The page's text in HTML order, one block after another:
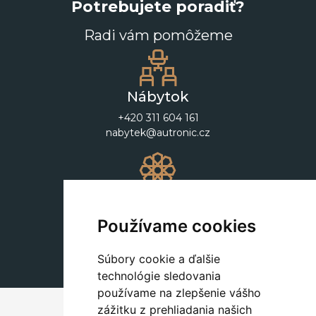
Používame cookies
Súbory cookie a ďalšie
technológie sledovania
používame na zlepšenie vášho
zážitku z prehliadania našich
Potrebujete poradiť?
Radi vám pomôžeme
Nábytok
+420 311 604 161
nabytek@autronic.cz
+420 311 604 182
dekorace@autronic.cz